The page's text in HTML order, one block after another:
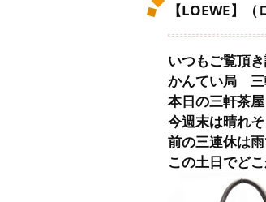
【LOEWE】
いつもご覧頂
かんてい局 三
本日の三軒茶
今週末は晴れ
前の三連休は
この土日でど